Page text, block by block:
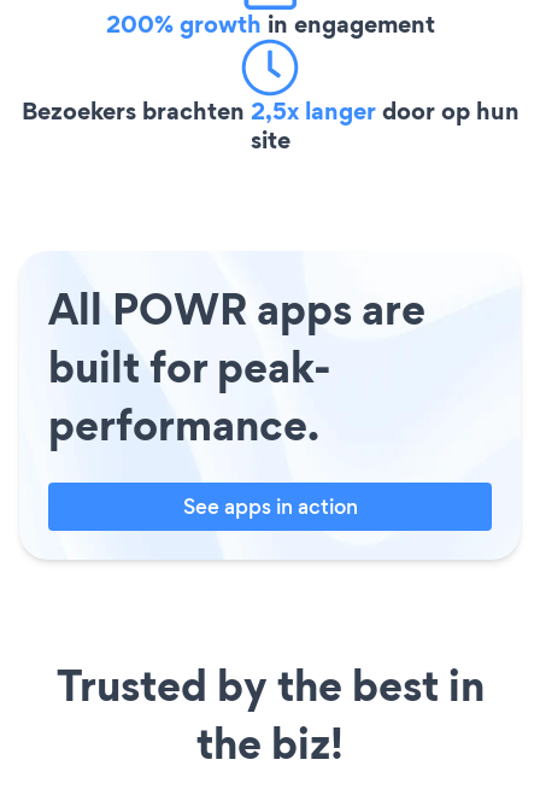
200% growth in engagement
Bezoekers brachten 2,5x langerdoor op hun
site
All POWR apps are
built for peak-
performance.
See apps in action
Trusted by the best in
the biz!